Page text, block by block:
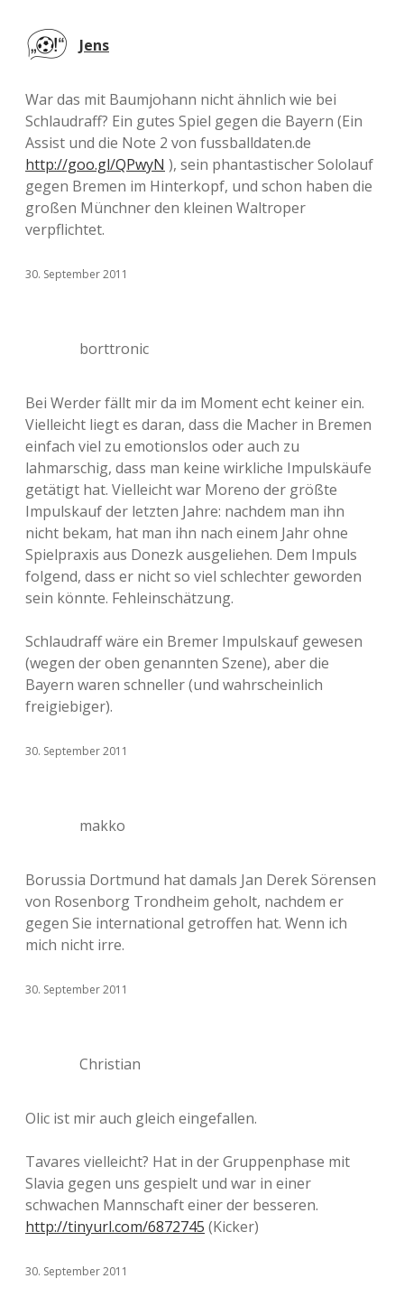
Jens
War das mit Baumjohann nicht ähnlich wie bei
Schlaudraff? Ein gutes Spiel gegen die Bayern (Ein
Assist und die Note 2 von fussballdaten.de
http://goo.gl/QPwyN ), sein phantastischer Sololauf
gegen Bremen im Hinterkopf, und schon haben die
großen Münchner den kleinen Waltroper
verpflichtet.
30. September 2011
borttronic
Bei Werder fällt mir da im Moment echt keiner ein.
Vielleicht liegt es daran, dass die Macher in Bremen
einfach viel zu emotionslos oder auch zu
lahmarschig, dass man keine wirkliche Impulskäufe
getätigt hat. Vielleicht war Moreno der größte
Impulskauf der letzten Jahre: nachdem man ihn
nicht bekam, hat man ihn nach einem Jahr ohne
Spielpraxis aus Donezk ausgeliehen. Dem Impuls
folgend, dass er nicht so viel schlechter geworden
sein könnte. Fehleinschätzung.
Schlaudraff wäre ein Bremer Impulskauf gewesen
(wegen der oben genannten Szene), aber die
Bayern waren schneller (und wahrscheinlich
freigiebiger).
30. September 2011
makko
Borussia Dortmund hat damals Jan Derek Sörensen
von Rosenborg Trondheim geholt, nachdem er
gegen Sie international getroffen hat. Wenn ich
mich nicht irre.
30. September 2011
Christian
Olic ist mir auch gleich eingefallen.
Tavares vielleicht? Hat in der Gruppenphase mit
Slavia gegen uns gespielt und war in einer
schwachen Mannschaft einer der besseren.
http://tinyurl.com/6872745 (Kicker)
30. September 2011